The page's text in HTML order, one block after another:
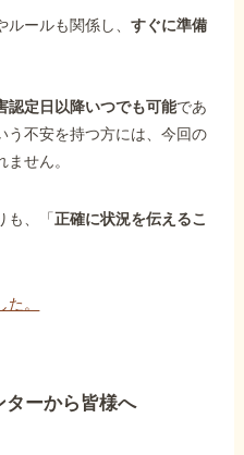
ルールも関係し、すぐに準備
認定日以降いつでも可能であ
不安を持つ方には、今回の
せん。
も、「正確に状況を伝えるこ
。
ターから皆様へ